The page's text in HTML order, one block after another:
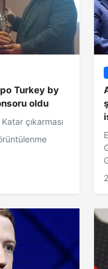
Turkey by
oldu
çıkarması